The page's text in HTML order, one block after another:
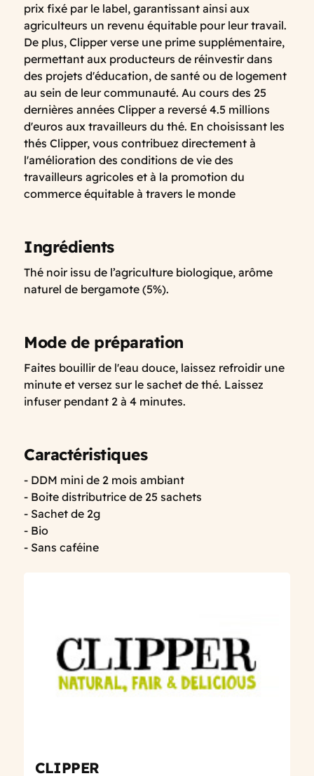
prix fixé par le label, garantissant ainsi aux
agriculteurs un revenu équitable pour leur travail.
De plus, Clipper verse une prime supplémentaire,
permettant aux producteurs de réinvestir dans
des projets d'éducation, de santé ou de logement
au sein de leur communauté. Au cours des 25
dernières années Clipper a reversé 4.5 millions
d'euros aux travailleurs du thé. En choisissant les
thés Clipper, vous contribuez directement à
l'amélioration des conditions de vie des
travailleurs agricoles et à la promotion du
commerce équitable à travers le monde
Ingrédients
Thé noir issu de l’agriculture biologique, arôme
naturel de bergamote (5%).
Mode de préparation
Faites bouillir de l'eau douce, laissez refroidir une
minute et versez sur le sachet de thé. Laissez
infuser pendant 2 à 4 minutes.
Caractéristiques
- DDM mini de 2 mois ambiant
- Boite distributrice de 25 sachets
- Sachet de 2g
- Bio
- Sans caféine
CLIPPER